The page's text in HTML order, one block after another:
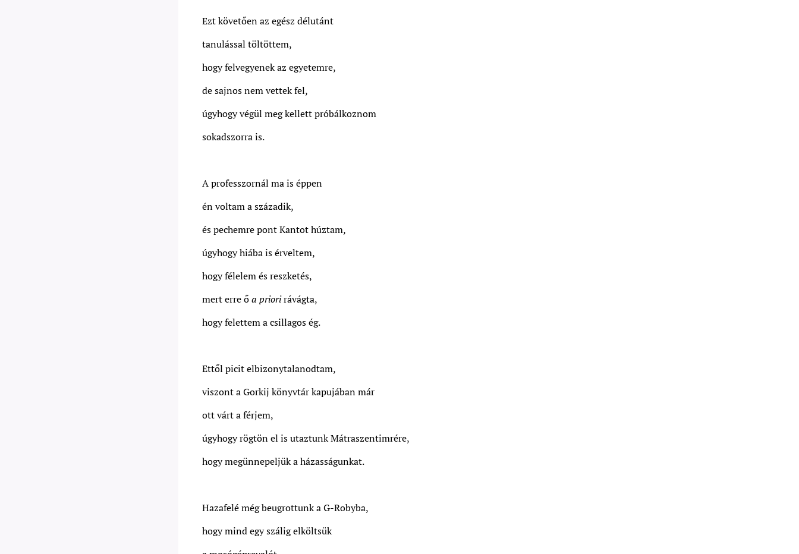
Ezt követően az egész délutánt
tanulással töltöttem,
hogy felvegyenek az egyetemre,
de sajnos nem vettek fel,
úgyhogy végül meg kellett próbálkoznom
sokadszorra is.
A professzornál ma is éppen
én voltam a századik,
és pechemre pont Kantot húztam,
úgyhogy hiába is érveltem,
hogy félelem és reszketés,
mert erre őa priorirávágta,
hogy felettem a csillagos ég.
Ettől picit elbizonytalanodtam,
viszont a Gorkij könyvtár kapujában már
ott várt a férjem,
úgyhogy rögtön el is utaztunk Mátraszentimrére,
hogy megünnepeljük a házasságunkat.
Hazafelé még beugrottunk a G-Robyba,
hogy mind egy szálig elköltsük